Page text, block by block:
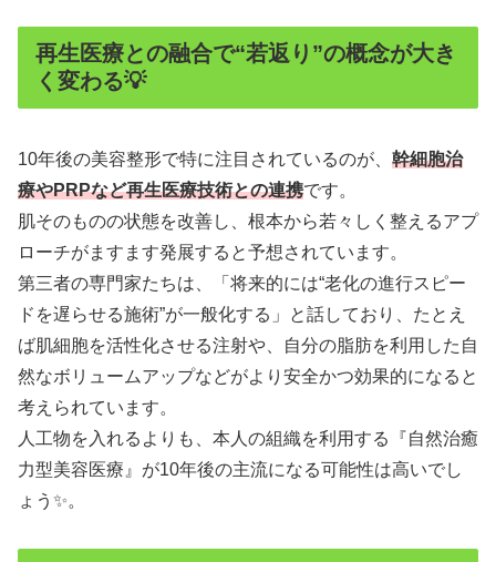
再生医療との融合で“若返り”の概念が大き
く変わる💡
10年後の美容整形で特に注目されているのが、 幹細胞治
療やPRPなど再生医療技術との連携です。
肌そのものの状態を改善し、根本から若々しく整えるアプ
ローチがますます発展すると予想されています。
第三者の専門家たちは、「将来的には“老化の進行スピー
ドを遅らせる施術”が一般化する」と話しており、たとえ
ば肌細胞を活性化させる注射や、自分の脂肪を利用した自
然なボリュームアップなどがより安全かつ効果的になると
考えられています。
人工物を入れるよりも、本人の組織を利用する『自然治癒
力型美容医療』が10年後の主流になる可能性は高いでし
ょう✨。